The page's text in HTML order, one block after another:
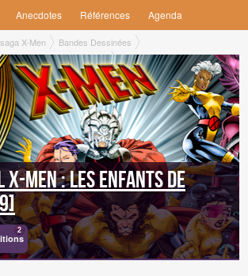
Anecdotes Références Agenda
X-Men
Bandes Dessinées
enfants de l'atome [1999]
Men : Les enfants de
2